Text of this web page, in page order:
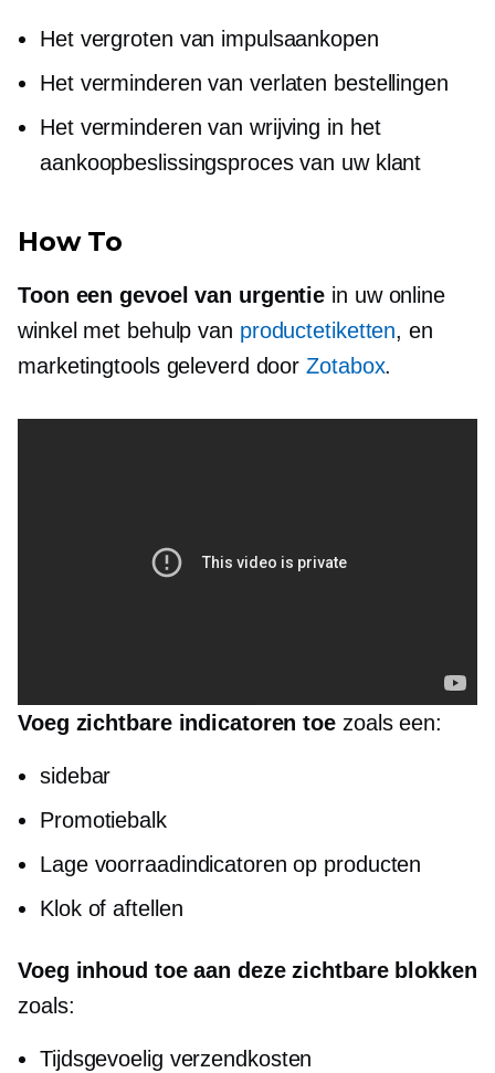
Het vergroten van impulsaankopen
Het verminderen van verlaten bestellingen
Het verminderen van wrijving in het
aankoopbeslissingsproces van uw klant
How To
Toon een gevoel van urgentie in uw online
winkel met behulp van productetiketten, en
marketingtools geleverd doorZotabox.
Voeg zichtbare indicatoren toe zoals een:
sidebar
Promotiebalk
Lage voorraadindicatoren op producten
Klok of aftellen
Voeg inhoud toe aan deze zichtbare blokken
zoals:
Tijdsgevoelig verzendkosten